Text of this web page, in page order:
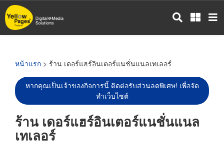
ข้าม
ไป
หน้าแรก > ร้าน เดอร์แฮร์อินเตอร์แนชั่นแนลเทเลอร์
หากคุณเป็นเจ้าของกิจการนี้ ติดต่อรับส่วนลดพิเศษ! เพื่อจัด
ทำเว็บไซต์
ร้าน เดอร์แฮร์อินเตอร์แนชั่นแนล
เทเลอร์